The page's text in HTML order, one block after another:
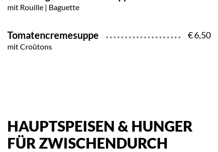
mit Rouille | Baguette
Tomatencremesuppe € 6,50
mit Croûtons
HAUPTSPEISEN & HUNGER
FÜR ZWISCHENDURCH